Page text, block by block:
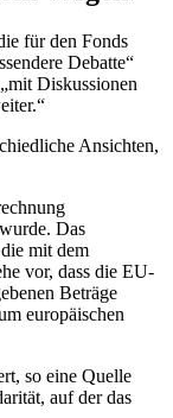
für den Fonds
Debatte“
Diskussionen
Ansichten,
Das
mit dem
vor, dass die EU-
Beträge
europäischen
so eine Quelle
auf der das